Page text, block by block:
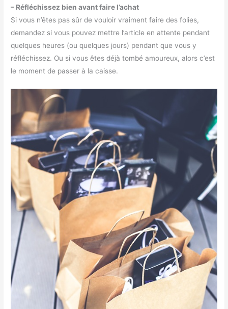
– Réfléchissez bien avant faire l’achat
Si vous n’êtes pas sûr de vouloir vraiment faire des folies,
demandez si vous pouvez mettre l’article en attente pendant
quelques heures (ou quelques jours) pendant que vous y
réfléchissez. Ou si vous êtes déjà tombé amoureux, alors c’est
le moment de passer à la caisse.